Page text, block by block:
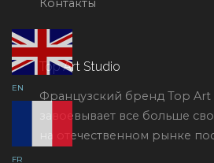
Контакты
Top Art Studio
Французский бренд Top Art
завоевывает все больше
на отечественном рынке
EN
FR